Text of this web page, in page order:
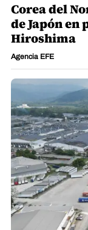
Corea del
de Japón en
Hiroshima
Agencia EFE